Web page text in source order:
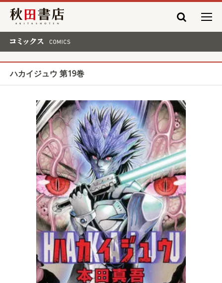
秋田書店
ハカイジュウ 第19巻